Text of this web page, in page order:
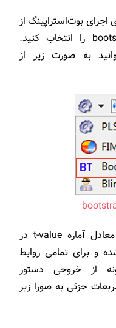
اجرای بوت‌استراپینگ از
منوی Calculate گزینه bootstrapping را انتخاب کنید.
به صورت زیر از
با اجرای این دستور آماره آزمون معادل آماره t-value در
و برای تمامی روابط
از خروجی دستور
جزئی به صورا زیر